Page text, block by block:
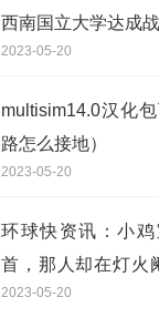
西南国立大学达成
2023-05-20
multisim14.0汉化
路怎么接地）
2023-05-20
环球快资讯：小鸡
首，那人却在灯火
指灯火
2023-05-20